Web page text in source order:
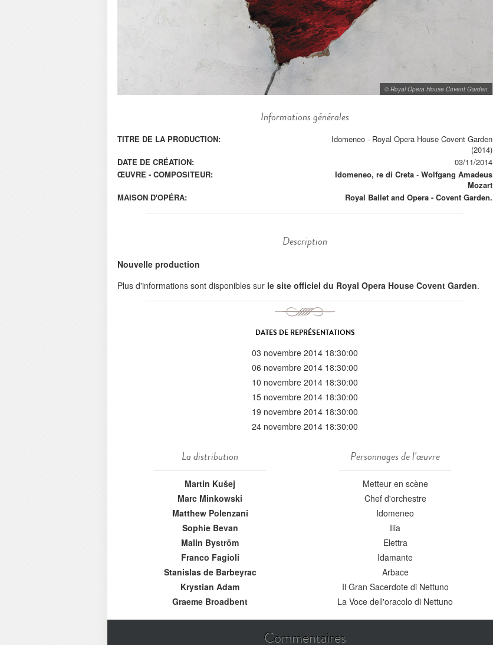
© Royal Opera House Covent Garden
Informations générales
TITRE DE LA PRODUCTION:
Idomeneo - Royal Opera House Covent Garden
(2014)
DATE DE CRÉATION:
03/11/2014
ŒUVRE - COMPOSITEUR:
Idomeneo, re di Creta - Wolfgang Amadeus
Mozart
MAISON D'OPÉRA:
Royal Ballet and Opera - Covent Garden.
Description
Nouvelle production
Plus d'informations sont disponibles sur le site officiel du Royal Opera House Covent Garden.
DATES DE REPRÉSENTATIONS
03 novembre 2014 18:30:00
06 novembre 2014 18:30:00
10 novembre 2014 18:30:00
15 novembre 2014 18:30:00
19 novembre 2014 18:30:00
24 novembre 2014 18:30:00
La distribution
Martin Kušej
Marc Minkowski
Matthew Polenzani
Sophie Bevan
Malin Byström
Franco Fagioli
Stanislas de Barbeyrac
Krystian Adam
Graeme Broadbent
Personnages de l'œuvre
Metteur en scène
Chef d'orchestre
Idomeneo
Ilia
Elettra
Idamante
Arbace
Il Gran Sacerdote di Nettuno
La Voce dell'oracolo di Nettuno
Commentaires